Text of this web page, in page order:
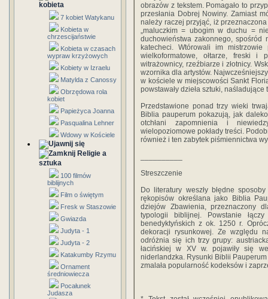
kobieta
7 kobiet Watykanu
Kobieta w
chrzescijaństwie
Kobieta w czasach
wypraw krzyżowych
Kobiety w Izraelu
Matylda z Canossy
Obrzędowa rola
kobiet
Papieżyca Joanna
Pasqualina Lehner
Wdowy w Kościele
Religie a
sztuka
100 filmów
biblijnych
Film o świętym
Fresk w Staszowie
Gwiazda
Judyta - 1
Judyta - 2
Katakumby Rzymu
Ornament
średniowiecza
Pocałunek
Judasza
obrazów z tekstem. Pomagało to
przesłania Dobrej Nowiny. Zamiast
należy raczej przyjąć, iż
„maluczkim = ubogim w duchu =
duchowieństwa zakonnego, spośród
katecheci. Wtórowali im
wielkoformatowe, ołtarze, freski i
witrażownicy, rzeźbiarze i złotnicy.
wzornika dla artystów.
w kościele w miejscowości Sankt
powstawały dzieła sztuki, naśladujące
Przedstawione ponad trzy wieki
Biblia pauperum pokazują, jak
otchłani zapomnienia i
wielopoziomowe pokłady treści.
również i ten zabytek piśmiennictwa
Streszczenie
Do literatury weszły błędne
rękopisów określana jako Biblia
dziejów Zbawienia, przeznaczony
typologii biblijnej. Powstanie
benedyktyńskich z ok. 1250 r.
dekoracji rysunkowej. Ze względu
odróżnia się ich trzy grupy:
łacińskiej w XV w. pojawiły się
niderlandzka. Rysunki Biblii Pauperum
zmalała popularność kodeksów i